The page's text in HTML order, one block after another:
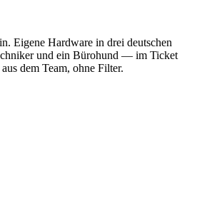
Eigene Hardware in drei deutschen
und ein Bürohund — im Ticket
dem Team, ohne Filter.